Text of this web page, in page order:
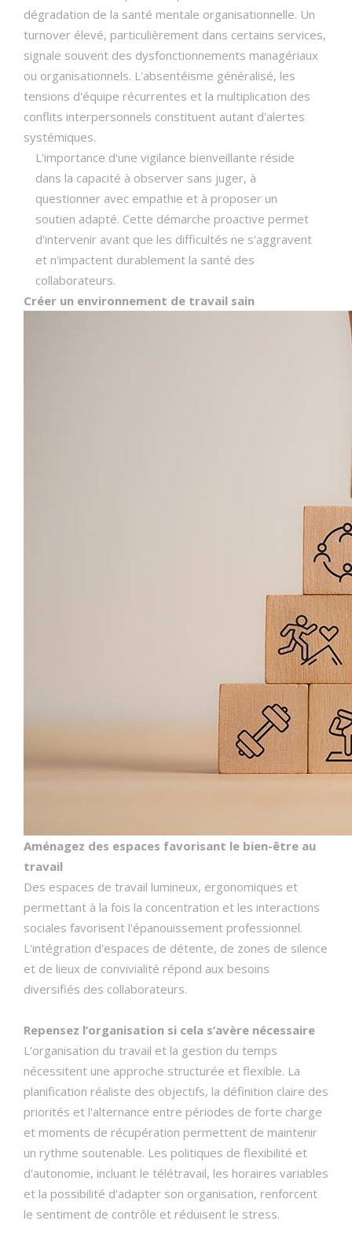
dégradation de la santé mentale organisationnelle. Un
turnover élevé, particulièrement dans certains services,
signale souvent des dysfonctionnements managériaux
ou organisationnels. L'absentéisme généralisé, les
tensions d'équipe récurrentes et la multiplication des
conflits interpersonnels constituent autant d'alertes
systémiques.
L'importance d'une vigilance bienveillante réside
dans la capacité à observer sans juger, à
questionner avec empathie et à proposer un
soutien adapté. Cette démarche proactive permet
d'intervenir avant que les difficultés ne s'aggravent
et n'impactent durablement la santé des
collaborateurs.
Créer un environnement de travail sain
Aménagez des espaces favorisant le bien-être au
travail
Des espaces de travail lumineux, ergonomiques et
permettant à la fois la concentration et les interactions
sociales favorisent l'épanouissement professionnel.
L'intégration d'espaces de détente, de zones de silence
et de lieux de convivialité répond aux besoins
diversifiés des collaborateurs.
Repensez l’organisation si cela s’avère nécessaire
L'organisation du travail et la gestion du temps
nécessitent une approche structurée et flexible. La
planification réaliste des objectifs, la définition claire des
priorités et l'alternance entre périodes de forte charge
et moments de récupération permettent de maintenir
un rythme soutenable. Les politiques de flexibilité et
d'autonomie, incluant le télétravail, les horaires variables
et la possibilité d'adapter son organisation, renforcent
le sentiment de contrôle et réduisent le stress.